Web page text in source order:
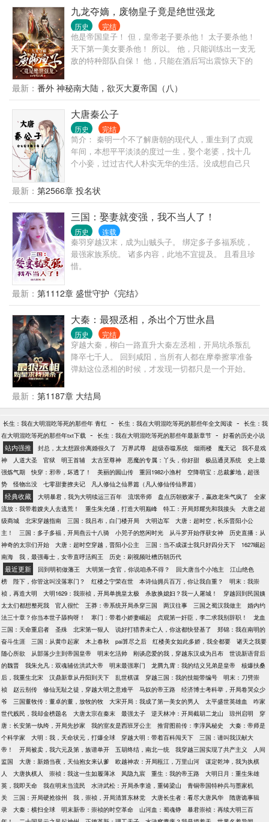
九龙夺嫡，废物皇子竟是绝世强龙
历史 完结
他是帝国皇子！ 但，皇帝老子要杀他！ 太子要杀他！
天下第一美女要杀他！ 所以。 他，只能训练出一支无
敌的特种部队自保！ 他，只能在酒后写出震惊天下的
让四方能臣武将皆来投！ 就这样，他引得天下美人心
生爱慕！ 众问：“你这么优秀，当皇帝否？” ......已有
300多万字的精品小说，请放心追更！
最新： 番外 神秘南大陆，欲灭大夏帝国（八）
大唐秦公子
历史 完结
简介： 秦明一个不了解唐朝的现代人，重生到了贞观
年间，本想平平淡淡的度过一生，娶个老婆，找十几
个小妾，过过古代人朴实无华的生活。没成想自己只
觎。李世民没事就带着一家老小来蹭饭，世家门阀到
处使绊子。好既然你们不让我好过，大家都甭想快
乐。
最新： 第2566章 投名状
三国：娶妻就变强，我不当人了！
历史 连载
秦羽穿越汉末，成为山贼头子。 绑定多子多福系统，
最强家族系统。 诸多内容，此地不宜提及。 且看且珍
惜。
最新： 第1112章 盛世守护《完结》
大秦：最狠丞相，杀出个万世永昌
历史 完结
穿越大秦，柳白一路直升大秦左丞相，开局坑杀叛乱
降卒七千人。 回到咸阳，当所有人都在摩拳擦掌准备
弹劾这位丞相的时候，才发现一切都只是一个开始。
令赵高！” “启禀陛下，锦衣卫带刀，将旧六国勋贵全
砍了，然后定制了上好的棺木，说让它们回故土和老
相柳白的门客，那个叫韩信的家伙....带着一千骑把匈
奴王庭给偷了，冒顿单于现在正在咸阳跳草原舞呢！”
“陛下不好了！仙师徐福被扔进丹炉炼了！” “...” 随着一
道道奏疏呈上，群臣尽皆跪在章台宫外不起，始皇陛
下大怒：“再杀，我大秦都没人了！” 然而，柳白微微
一笑，随手绘制世界地图：“陛下，要不...您委屈一
下，当一下蓝星球长？城墙喜欢欧美的还是西域的？”
最新： 第1187章 大结局
长生：我在大明混吃等死的那些年 青红 - 长生：我在大明混吃等死的那些年全文阅读 - 长生：我
在大明混吃等死的那些年txt下载 - 长生：我在大明混吃等死的那些年最新章节 - 好看的历史小说
站内强推 封总，太太想跟你离婚很久了 万界武尊 超级吞噬系统 烟雨楼 魔天记
我不是戏
神
人道大圣 官狱 明王首辅 太古至尊神 恶魔的专属：丫头，你好甜 极品通灵系统
史上最
强炼气期
快穿：邪帝，坏透了！ 美丽的圌山传 重回1982小渔村
空降萌宝：总裁爹地，超强
势
怪物出没 七零甜妻撩夫记 凡人修仙之仙界篇（凡人修仙传仙界篇）
经典收藏 大明暴君，我为大明续运三百年 流氓帝师 盘点历朝败家子，嬴政老朱气疯了
全家
流放：我带着嫂夫人去逃荒！
重生朱允熥，打造大明巅峰 特工：开局郑耀先和我接头
大唐之超
级商城
北宋穿越指南 三国：我吕布，白门楼开局 大明边军
大唐：超时空，长乐晋阳小公
主！
三国：多子多福，开局燕云十八骑 小兕子的悠闲时光 从斗罗开始俘获女神
历史直播：从
神奇的太宗们开始
大唐：超时空穿越，晋阳小公主 三国：当不成谋士我只好四分天下
1627崛起
南海
我，最强毒士，女帝直呼活阎王 历史：刷视频吐槽历朝历代
最近更新 回到明初做藩王 大明第一贪官，你说咱杀不得？ 回大唐当个小地主
江山绝色
榜
陛下，你管这叫没落寒门？ 红楼之宁荣在世 本诗仙拥兵百万，你让我自重？
明末：我崇
祯，再造大明
大明1629：我崇祯，开局单挑皇太极 杀敌换媳妇？我一人屠城！
穿越回到民国姨
太太们都想整死我
官人很忙 王莽：帝系统开局杀穿三国 两汉往事 三国之蜀汉我做主
婚内约
法三十章？你当本世子舔狗呀！
寒门：带着小娇妻崛起 贞观第一奸臣，李二求我别辞职！
龙血
三国：天命重启者
圣殊 北宋第一狠人 说好打猎养未亡人，你这都快登基了
郑锦：我在南明的
奋斗生涯
三国：从黄巾起家 木上春秋 pai算尽之后 红楼美女如此多娇，我全都要
诸天之我要
随心所欲
从部落少主到帝国皇帝 明末乞活帅 刚谈恋爱的我，穿越东汉成为吕布
世说新语背后
的魏晋
我朱允凡：双魂辅佐洪武大帝 明末最强寒门 龙腾九霄：我的结义兄弟是皇帝
核爆扶桑
后，我重生北宋
汉鼎新章从丹阳到天下 乱世棋谋 穿越三国：我的技能带编号
明末：刀劈崇
祯
赵云别传 修仙无耻之徒，穿越大明之意难平 马奴的帝王路
经济博士考科举，开局卷哭众少
爷
三国董牧传：董卓的董，放牧的牧 大宋开局：我成了第一美女的男人 太平盛世英雄血
咋家
世代贱民，我却金榜题名
大唐太宗在秦末 最强太子 逆天林冲：开局截胡二龙山 琼州启明
穿
唐：长安第一纨绔，开局先抄家
我的室友是西班牙公主 推背图前传：李淳风秘史
大秦：帝师是
个科学家
大明：我，天命状元，打爆全球 穿越大明：带着百科闯天下
三国：请叫我汉献大
帝！
开局被卖，我六元及第，族谱单开 五胡终结，南北一统 我穿越三国实现了共产主义
人间
监国
大唐：新婚当夜，天仙抱女来认爹 欧越神农：开局瓯江，万里山河
谋定乾坤，我为执棋
人
大唐执棋人 崇祯：我这一生如履薄冰 凤隐九宸 重生：我的帝王路
大明日月：重生朱雄
英，我即天命
我在明末当流民 水浒武松：开局杀李逵，重铸梁山
青铜帝国特种兵与墨家机
关
三国：开局硬抢徐州 我，崇祯，开局清算东林党 大唐长生者：看尽大唐风华
隋唐诡事辑
录
大秦：横扫全球 明末新帝：崇祯的时空革命 山河血：蜀魂铮
暴君崇祯：再续大明三百